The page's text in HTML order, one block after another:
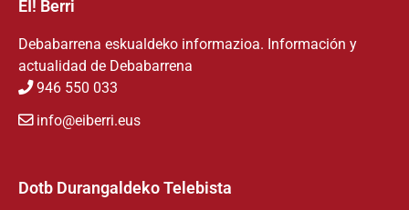
EI! Berri
Debabarrena eskualdeko informazioa. Información y
actualidad de Debabarrena
946 550 033
info@eiberri.eus
Dotb Durangaldeko Telebista